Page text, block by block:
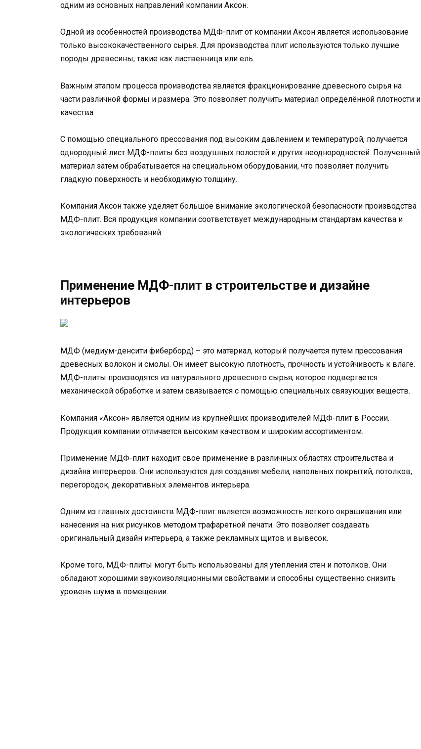
одним из основных направлений компании Аксон.
Одной из особенностей производства МДФ-плит от компании Аксон является использование
только высококачественного сырья. Для производства плит используются только лучшие
породы древесины, такие как лиственница или ель.
Важным этапом процесса производства является фракционирование древесного сырья на
части различной формы и размера. Это позволяет получить материал определённой плотности и
качества.
С помощью специального прессования под высоким давлением и температурой, получается
однородный лист МДФ-плиты без воздушных полостей и других неоднородностей. Полученный
материал затем обрабатывается на специальном оборудовании, что позволяет получить
гладкую поверхность и необходимую толщину.
Компания Аксон также уделяет большое внимание экологической безопасности производства
МДФ-плит. Вся продукция компании соответствует международным стандартам качества и
экологических требований.
Применение МДФ-плит в строительстве и дизайне
интерьеров
МДФ (медиум-денсити фиберборд) – это материал, который получается путем прессования
древесных волокон и смолы. Он имеет высокую плотность, прочность и устойчивость к влаге.
МДФ-плиты производятся из натурального древесного сырья, которое подвергается
механической обработке и затем связывается с помощью специальных связующих веществ.
Компания «Аксон» является одним из крупнейших производителей МДФ-плит в России.
Продукция компании отличается высоким качеством и широким ассортиментом.
Применение МДФ-плит находит свое применение в различных областях строительства и
дизайна интерьеров. Они используются для создания мебели, напольных покрытий, потолков,
перегородок, декоративных элементов интерьера.
Одним из главных достоинств МДФ-плит является возможность легкого окрашивания или
нанесения на них рисунков методом трафаретной печати. Это позволяет создавать
оригинальный дизайн интерьера, а также рекламных щитов и вывесок.
Кроме того, МДФ-плиты могут быть использованы для утепления стен и потолков. Они
обладают хорошими звукоизоляционными свойствами и способны существенно снизить
уровень шума в помещении.